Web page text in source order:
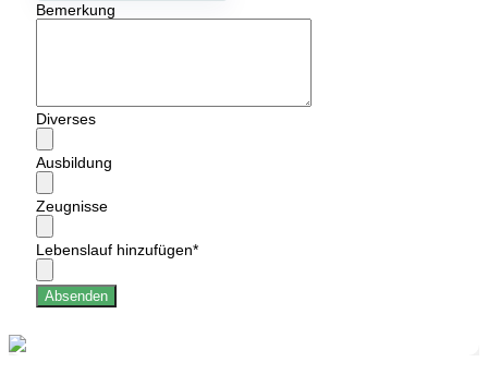
Bemerkung
Diverses
Ausbildung
Zeugnisse
Lebenslauf hinzufügen*
Absenden